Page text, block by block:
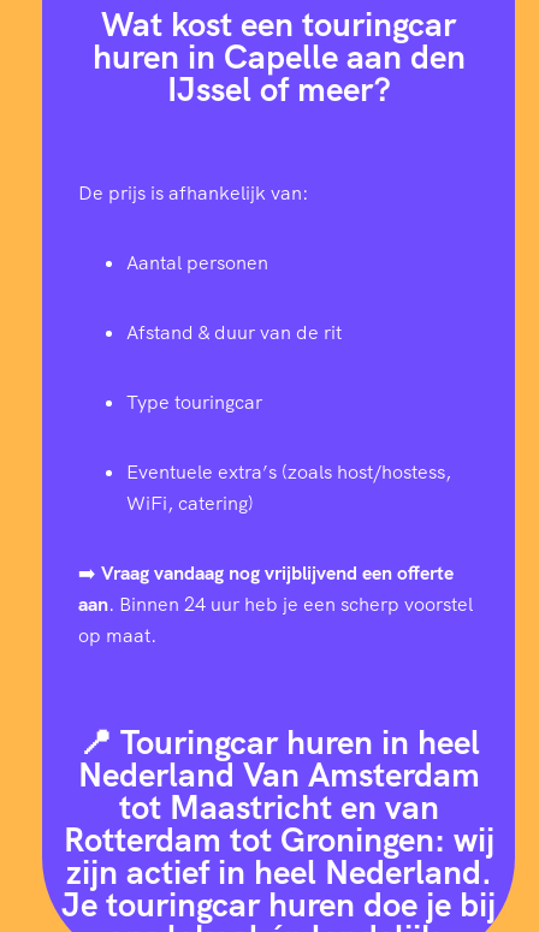
Wat kost een touringcar
huren in Capelle aan den
IJssel of meer?
De prijs is afhankelijk van:
Aantal personen
Afstand & duur van de rit
Type touringcar
Eventuele extra’s (zoals host/hostess,
WiFi, catering)
➡️ Vraag vandaag nog vrijblijvend een offerte
aan. Binnen 24 uur heb je een scherp voorstel
op maat.
📍 Touringcar huren in heel
Nederland Van Amsterdam
tot Maastricht en van
Rotterdam tot Groningen: wij
zijn actief in heel Nederland.
Je touringcar huren doe je bij